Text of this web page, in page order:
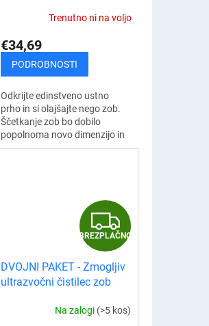
Trenutno ni na voljo
€34,69
PODROBNOSTI
Odkrijte edinstveno ustno
prho in si olajšajte nego zob.
Ščetkanje zob bo dobilo
popolnoma novo dimenzijo in
lahko boste uživali v popolnem
B
R
E
Z
BREZPLAČNO
DVOJNI PAKET - Zmogljiv
ultrazvočni čistilec zob
Na zalogi (>5 kos)